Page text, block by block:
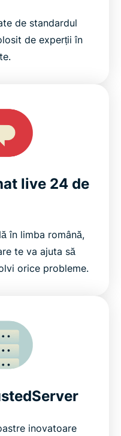
de standardul
de experții în
live 24 de
în limba română,
te va ajuta să
orice probleme.
inovatoare